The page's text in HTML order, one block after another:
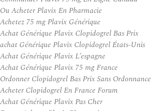
Ou Acheter Plavix En Pharmacie
Achetez 75 mg Plavix Générique
Achat Générique Plavix Clopidogrel Bas Prix
achat Générique Plavix Clopidogrel États-Unis
Achat Générique Plavix L’espagne
Achat Générique Plavix 75 mg France
Ordonner Clopidogrel Bas Prix Sans Ordonnance
Acheter Clopidogrel En France Forum
Achat Générique Plavix Pas Cher